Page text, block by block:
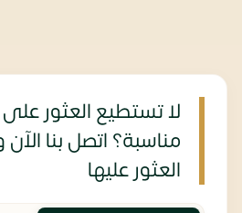
لا تستطيع العثور
مناسبة؟ اتصل بنا
العثور عليها